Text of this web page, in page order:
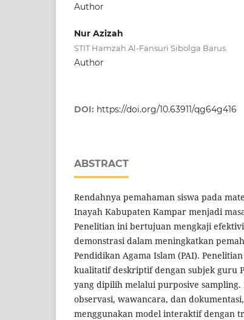
Author
Nur Azizah
STIT Hamzah Al-Fansuri Sibolga Barus
Author
DOI: https://doi.org/10.63911/qg64g416
ABSTRACT
Rendahnya pemahaman siswa pada
Inayah Kabupaten Kampar menjadi
Penelitian ini bertujuan mengkaji
demonstrasi dalam meningkatkan
Pendidikan Agama Islam (PAI).
kualitatif deskriptif dengan subjek guru
yang dipilih melalui purposive
observasi, wawancara, dan
menggunakan model interaktif dengan